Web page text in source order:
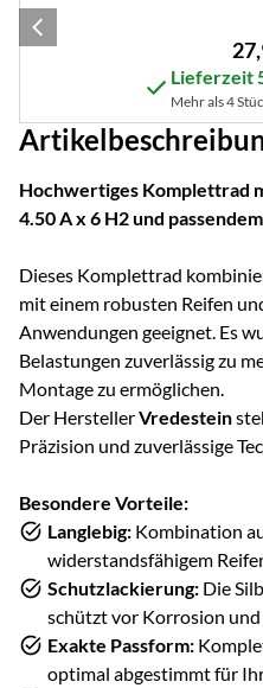
27,
Lieferzeit
Mehr als 4
Hochwertiges Komplettrad
4.50 A x 6 H2 und
Dieses Komplettrad
mit einem robusten Reifen
Anwendungen geeignet. Es
Belastungen zuverlässig zu
Montage zu ermöglichen.
Der HerstellerVredestein
Präzision und zuverlässige
Besondere Vorteile:
Langlebig: Kombination
widerstandsfähigem
Schutzlackierung: Die
schützt vor Korrosion und
Exakte Passform:
optimal abgestimmt für